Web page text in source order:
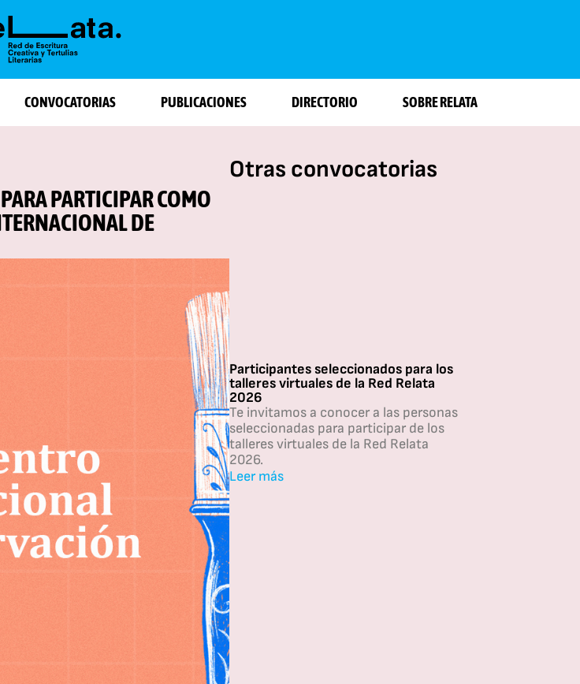
CONVOCATORIAS PUBLICACIONES DIRECTORIO SOBRE RELATA
PARTICIPAR COMO
DE
Otras convocatorias
Participantes seleccionados para los
talleres virtuales de la Red Relata
2026
Te invitamos a conocer a las personas
seleccionadas para participar de los
talleres virtuales de la Red Relata
2026.
Leer más